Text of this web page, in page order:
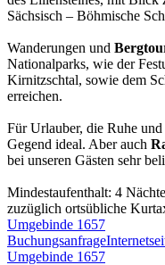
Sächsisch – Böhmische
Wanderungen und
Nationalparks, wie der
Kirnitzschtal, sowie dem
erreichen.
Für Urlauber, die Ruhe
Gegend ideal. Aber auch
bei unseren Gästen sehr
Mindestaufenthalt: 4
zuzüglich ortsübliche
Umgebinde 1657
Buchungsanfrage
Umgebinde 1657